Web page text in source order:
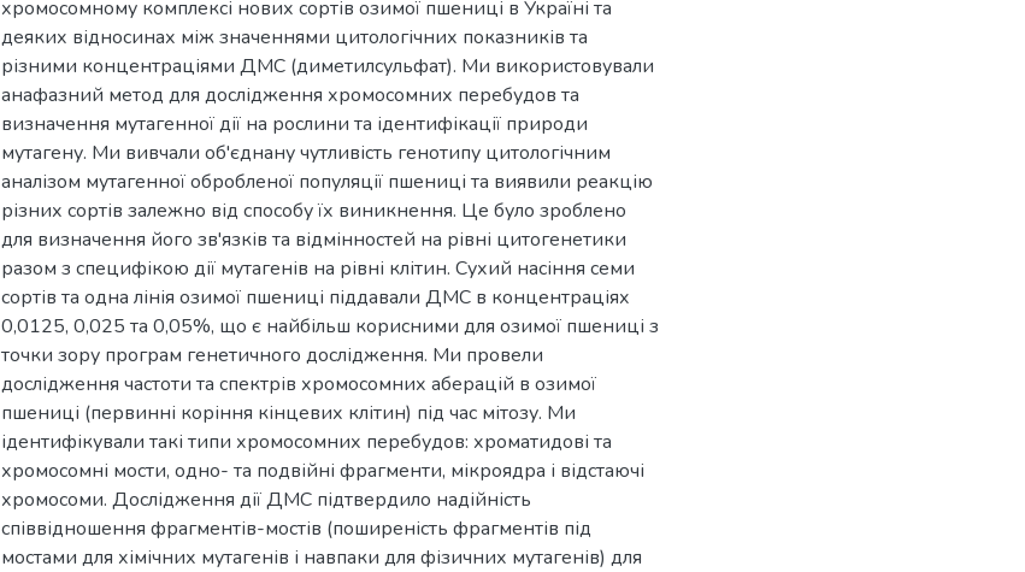
хромосомному комплексі нових сортів озимої пшениці в Україні та
деяких відносинах між значеннями цитологічних показників та
різними концентраціями ДМС (диметилсульфат). Ми використовували
анафазний метод для дослідження хромосомних перебудов та
визначення мутагенної дії на рослини та ідентифікації природи
мутагену. Ми вивчали об'єднану чутливість генотипу цитологічним
аналізом мутагенної обробленої популяції пшениці та виявили реакцію
різних сортів залежно від способу їх виникнення. Це було зроблено
для визначення його зв'язків та відмінностей на рівні цитогенетики
разом з специфікою дії мутагенів на рівні клітин. Сухий насіння семи
сортів та одна лінія озимої пшениці піддавали ДМС в концентраціях
0,0125, 0,025 та 0,05%, що є найбільш корисними для озимої пшениці з
точки зору програм генетичного дослідження. Ми провели
дослідження частоти та спектрів хромосомних аберацій в озимої
пшениці (первинні коріння кінцевих клітин) під час мітозу. Ми
ідентифікували такі типи хромосомних перебудов: хроматидові та
хромосомні мости, одно- та подвійні фрагменти, мікроядра і відстаючі
хромосоми. Дослідження дії ДМС підтвердило надійність
співвідношення фрагментів-мостів (поширеність фрагментів під
мостами для хімічних мутагенів і навпаки для фізичних мутагенів) для